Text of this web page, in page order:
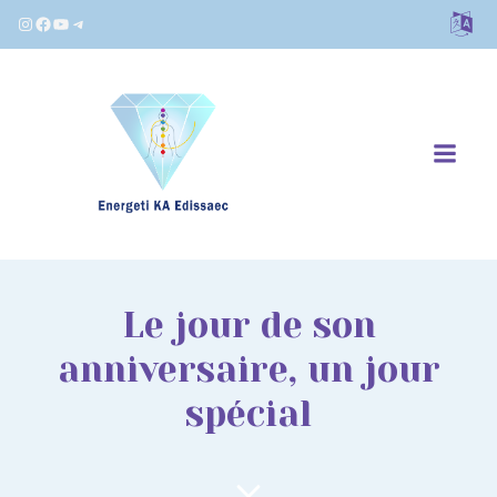
Instagram
Facebook
YouTube
Telegram
Le jour de son
anniversaire, un jour
spécial